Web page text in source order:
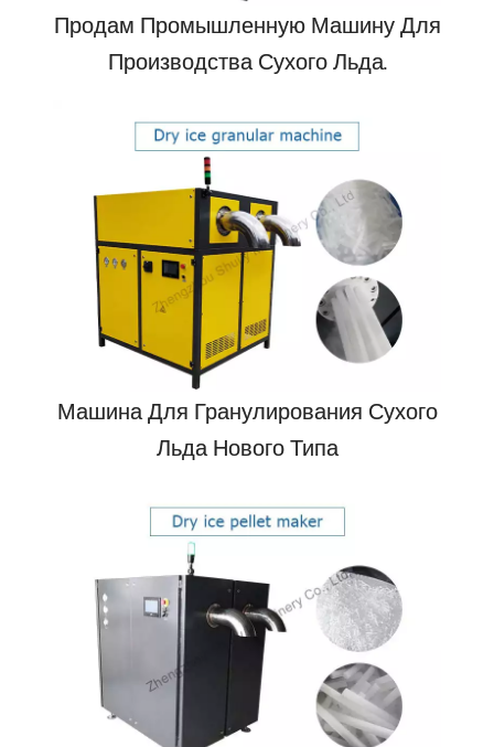
Продам Промышленную Машину Для
Производства Сухого Льда.
Машина Для Гранулирования Сухого
Льда Нового Типа